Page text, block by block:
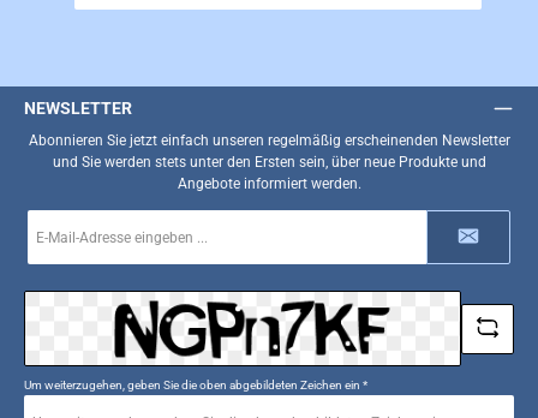
NEWSLETTER
Abonnieren Sie jetzt einfach unseren regelmäßig erscheinenden Newsletter
und Sie werden stets unter den Ersten sein, über neue Produkte und
Angebote informiert werden.
Mail-
*
Um weiterzugehen, geben Sie die oben abgebildeten Zeichen ein *